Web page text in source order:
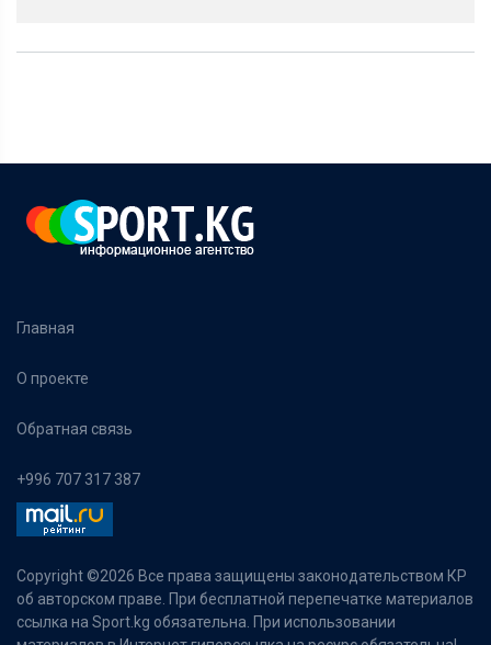
Главная
О проекте
Обратная связь
+996 707 317 387
Copyright ©2026 Все права защищены законодательством КР
об авторском праве. При бесплатной перепечатке материалов
ссылка на Sport.kg обязательна. При использовании